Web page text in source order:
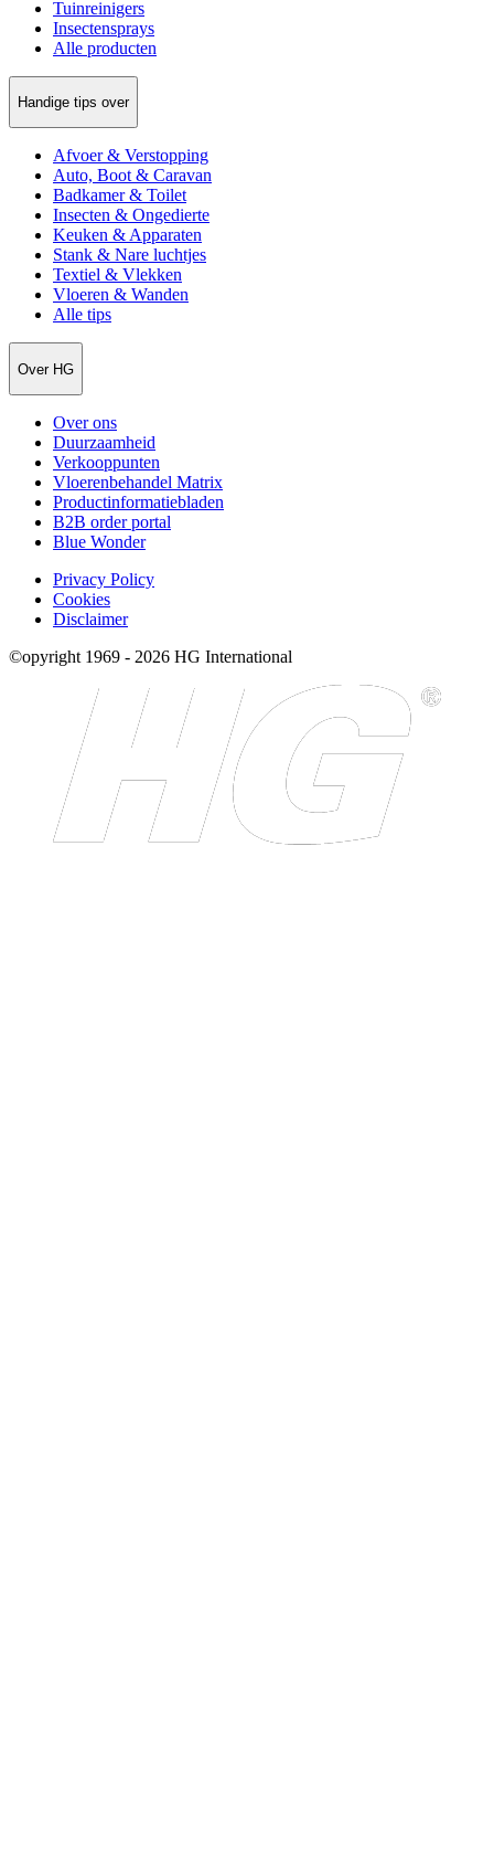
Tuinreinigers
Insectensprays
Alle producten
Handige tips over
Afvoer & Verstopping
Auto, Boot & Caravan
Badkamer & Toilet
Insecten & Ongedierte
Keuken & Apparaten
Stank & Nare luchtjes
Textiel & Vlekken
Vloeren & Wanden
Alle tips
Over HG
Over ons
Duurzaamheid
Verkooppunten
Vloerenbehandel Matrix
Productinformatiebladen
B2B order portal
Blue Wonder
Privacy Policy
Cookies
Disclaimer
©opyright 1969 - 2026 HG International